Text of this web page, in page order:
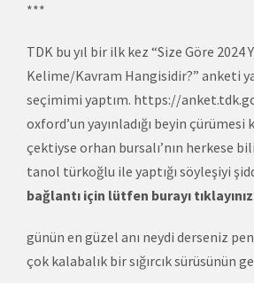
***
TDK bu yıl bir ilk kez “Size Göre 2024
Kelime/Kavram Hangisidir?” anketi
seçimimi yaptım. https://
oxford’un yayınladığı beyin
çektiyse orhan bursalı’nın herkese
tanol türkoğlu ile yaptığı söyleşiyi
bağlantı için lütfen burayı tıklayınız
günün en güzel anı neydi derseniz
çok kalabalık bir sığırcık sürüsünün